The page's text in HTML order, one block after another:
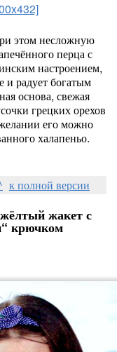
этомнесложную
перцас
настроением,
и радуетбогатым
основа, свежая
грецкихорехов
егоможно
халапеньо.
к полной версии
жакет с
крючком